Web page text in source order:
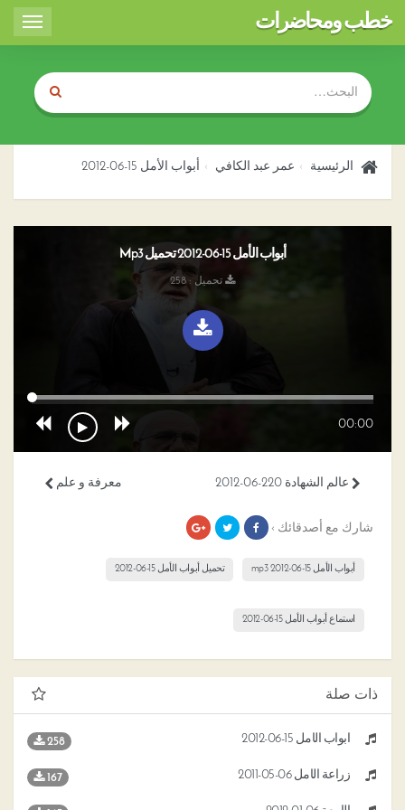
Toggle
خطب ومحاضرات
الرئيسية عمر عبد الكافي أبواب الأمل 15-06-2012
أبواب الأمل 15-06-2012 تحميل Mp3
تحميل : 258
00:00
معرفة و علم عالم الشهادة 220-06-2012
شارك مع أصدقائك ›
أبواب الأمل 15-06-2012 mp3 تحميل أبواب الأمل 15-06-2012
استماع أبواب الأمل 15-06-2012
ذات صلة
أبواب الأمل 15-06-2012 258
زراعة الأمل 06-05-2011 167